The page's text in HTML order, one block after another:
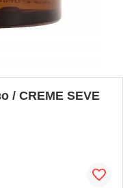
/ CREME SEVE